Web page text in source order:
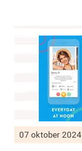
07 oktober 2024